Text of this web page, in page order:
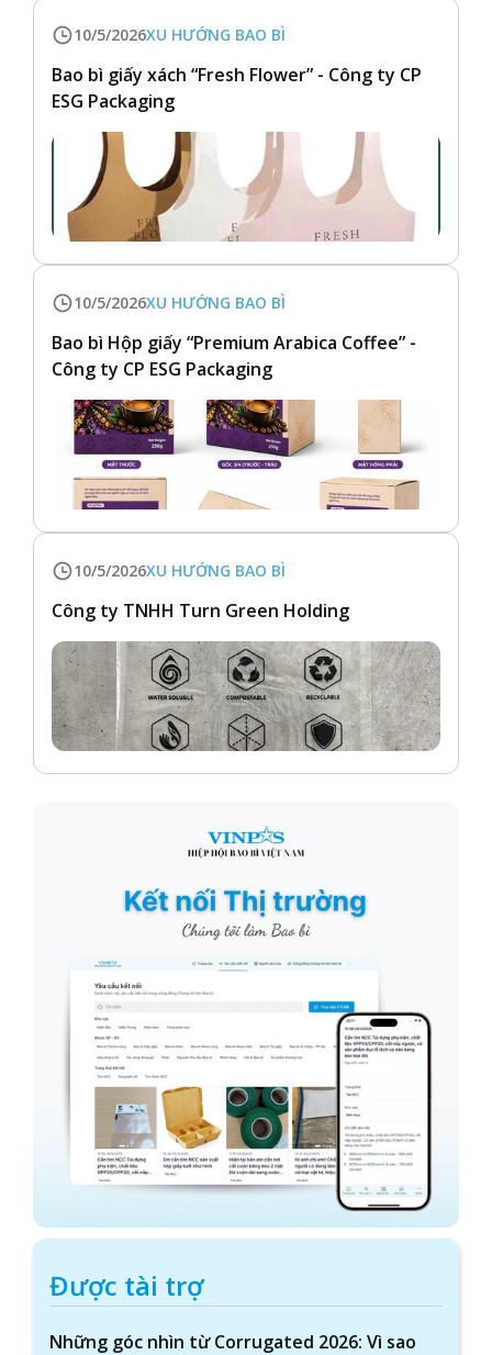
10/5/2026XU HƯỚNG BAO BÌ
Bao bì giấy xách “Fresh Flower” - Công ty CP
ESG Packaging
10/5/2026XU HƯỚNG BAO BÌ
Bao bì Hộp giấy “Premium Arabica Coffee” -
Công ty CP ESG Packaging
10/5/2026XU HƯỚNG BAO BÌ
Công ty TNHH Turn Green Holding
Được tài trợ
Những góc nhìn từ Corrugated 2026: Vì sao